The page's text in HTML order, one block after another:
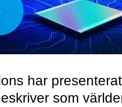
har presenterat
som